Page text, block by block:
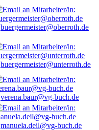
buergermeister@oberroth.de
buergermeister@unterroth.de
verena.baur@vg-buch.de
manuela.deil@vg-buch.de